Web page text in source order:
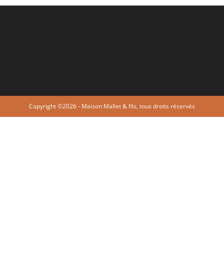
Copyright ©2026 - Maison Mallet & fils, tous droits réservés